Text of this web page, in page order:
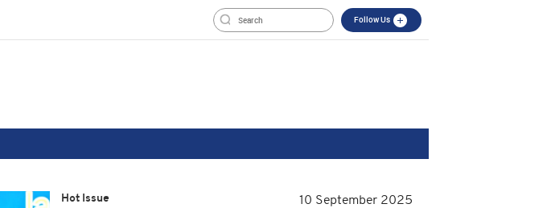
Follow Us
Hot Issue
10 September 2025